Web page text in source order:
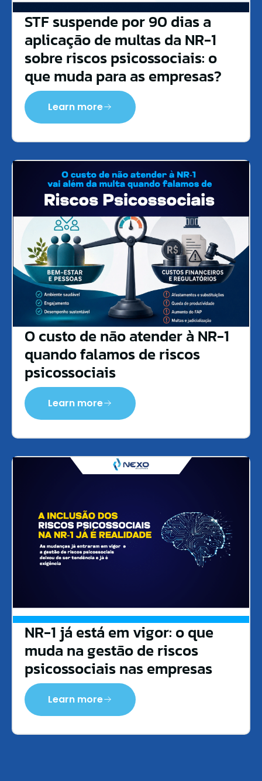
STF suspende por 90 dias a
aplicação de multas da NR-1
sobre riscos psicossociais: o
que muda para as empresas?
Learn more
O custo de não atender à NR-1
quando falamos de riscos
psicossociais
Learn more
NR-1 já está em vigor: o que
muda na gestão de riscos
psicossociais nas empresas
Learn more